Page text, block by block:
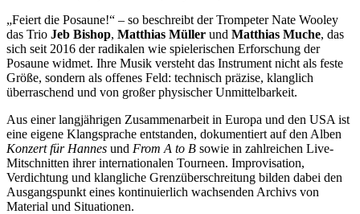
„Feiert die Posaune!“ – so beschreibt der Trompeter Nate Wooley
das Trio Jeb Bishop, Matthias Müller und Matthias Muche, das
sich seit 2016 der radikalen wie spielerischen Erforschung der
Posaune widmet. Ihre Musik versteht das Instrument nicht als feste
Größe, sondern als offenes Feld: technisch präzise, klanglich
überraschend und von großer physischer Unmittelbarkeit.
Aus einer langjährigen Zusammenarbeit in Europa und den USA ist
eine eigene Klangsprache entstanden, dokumentiert auf den Alben
Konzert für Hannes und From A to B sowie in zahlreichen Live-
Mitschnitten ihrer internationalen Tourneen. Improvisation,
Verdichtung und klangliche Grenzüberschreitung bilden dabei den
Ausgangspunkt eines kontinuierlich wachsenden Archivs von
Material und Situationen.